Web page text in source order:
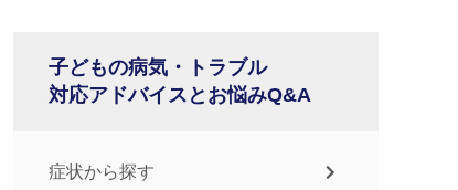
子どもの病気・トラブル
対応アドバイスとお悩みQ&A
症状から探す